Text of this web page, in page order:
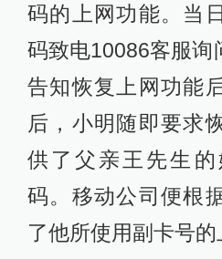
码的上网功能。当
码致电10086客服询
告知恢复上网功能
后，小明随即要求
供了父亲王先生
码。移动公司便根
了他所使用副卡号的